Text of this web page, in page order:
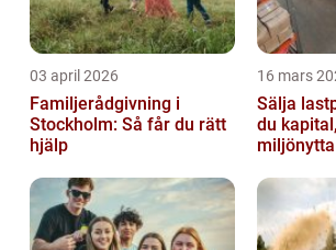
03 april 2026
Familjerådgivning i
Stockholm: Så får du rätt
hjälp
16 mars
Sälja lastpallar
du
miljönytta